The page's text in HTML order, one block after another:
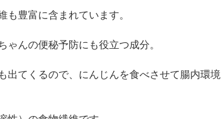
豊富に含まれています。
んの便秘予防にも役立つ成分。
出てくるので、にんじんを食べさせて腸内環境